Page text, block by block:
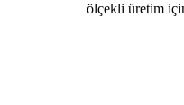
ölçekli üretim